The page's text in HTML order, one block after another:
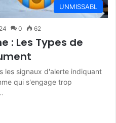
UNMISSABL
0 62
: Les Types de
les signaux d'alerte indiquant
qui s'engage trop